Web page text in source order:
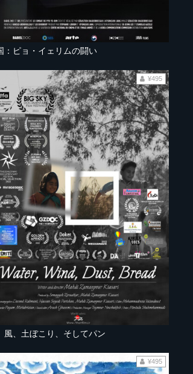
：ピョ・イェリムの闘い
風、土ぼこり、そしてパン
¥495
¥495